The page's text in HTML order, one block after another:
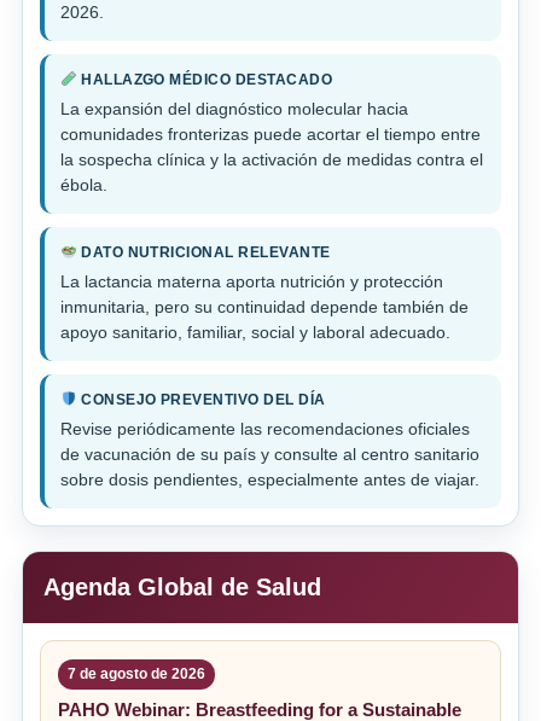
2026.
HALLAZGO MÉDICO DESTACADO
La expansión del diagnóstico molecular hacia
comunidades fronterizas puede acortar el tiempo entre
la sospecha clínica y la activación de medidas contra el
ébola.
DATO NUTRICIONAL RELEVANTE
La lactancia materna aporta nutrición y protección
inmunitaria, pero su continuidad depende también de
apoyo sanitario, familiar, social y laboral adecuado.
CONSEJO PREVENTIVO DEL DÍA
Revise periódicamente las recomendaciones oficiales
de vacunación de su país y consulte al centro sanitario
sobre dosis pendientes, especialmente antes de viajar.
Agenda Global de Salud
7 de agosto de 2026
PAHO Webinar: Breastfeeding for a Sustainable